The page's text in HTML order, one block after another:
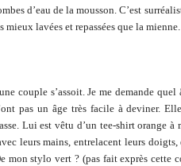
d’eau de la mousson. C’est
mieux lavées et repassées que la mienne.
couple s’assoit. Je me demande
pas un âge très facile à deviner.
Lui est vêtu d’un tee-shirt orange
leurs mains, entrelacent leurs
mon stylo vert ? (pas fait exprès cette